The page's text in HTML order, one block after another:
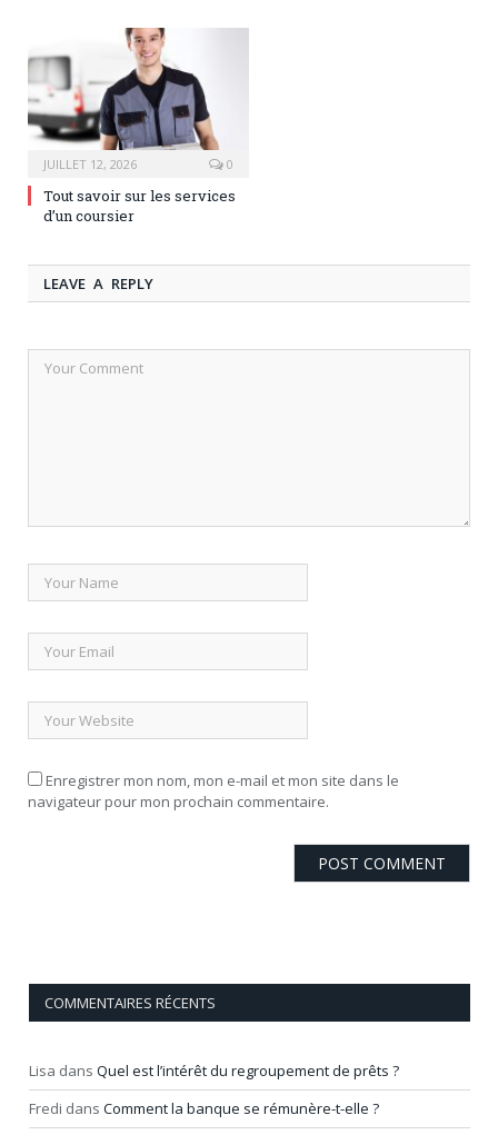
JUILLET 12, 2026 0
Tout savoir sur les services
d’un coursier
LEAVE A REPLY
Enregistrer mon nom, mon e-mail et mon site dans le
navigateur pour mon prochain commentaire.
COMMENTAIRES RÉCENTS
Lisa dans Quel est l’intérêt du regroupement de prêts ?
Fredi dans Comment la banque se rémunère-t-elle ?